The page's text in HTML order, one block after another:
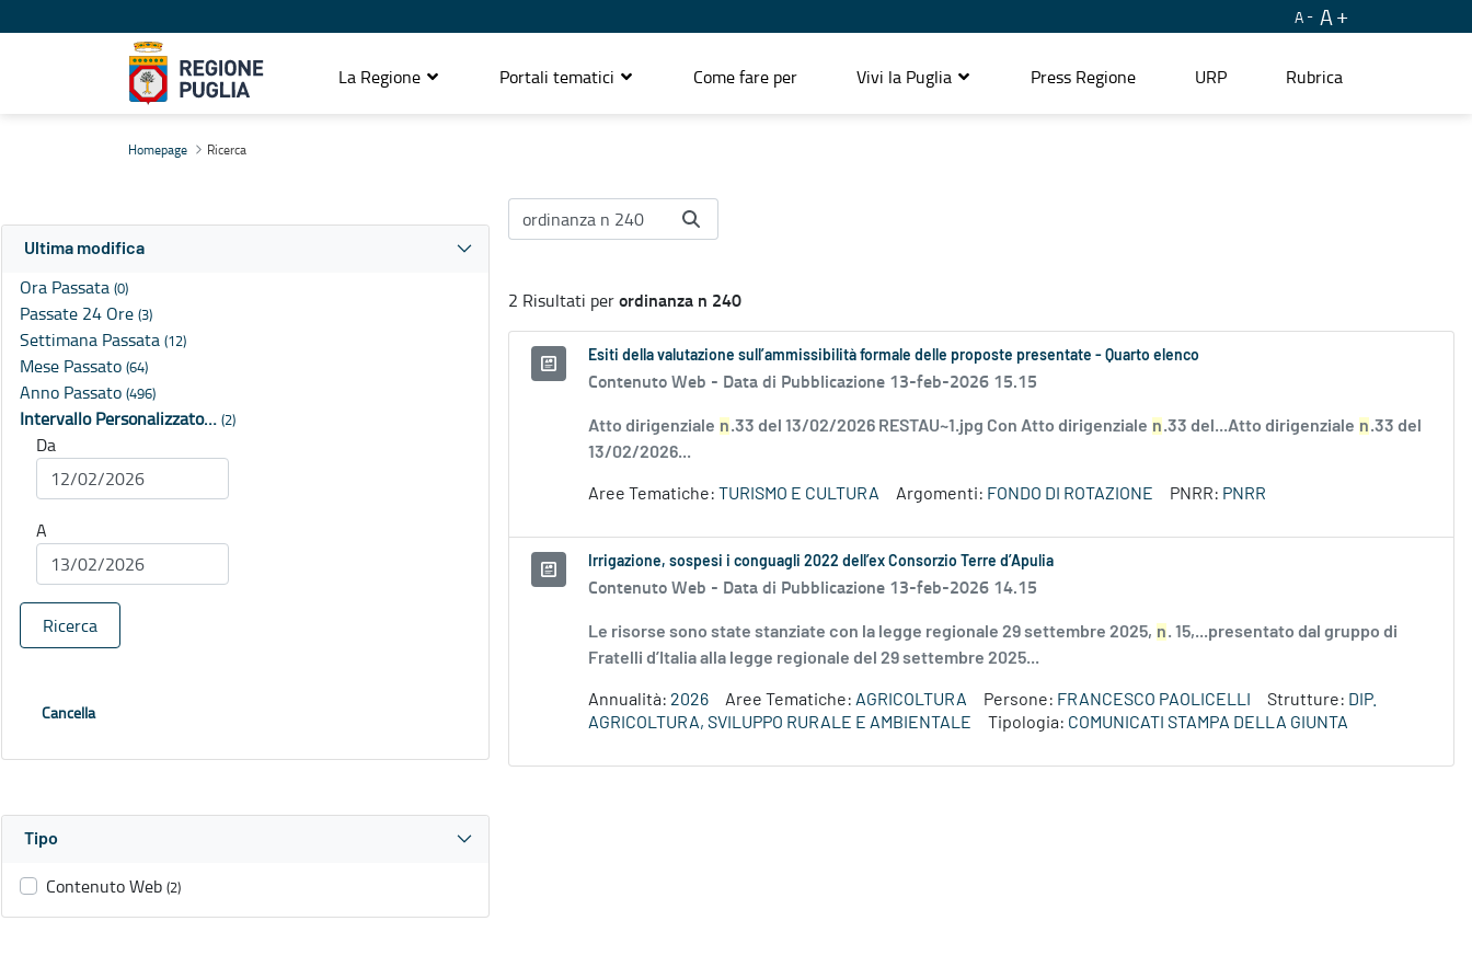
A A
La Regione Portali tematici Come fare per Vivi la Puglia Press Regione URP Rubrica
Homepage Ricerca
Ultima modifica
Ora Passata (0)
Passate 24 Ore (3)
Settimana Passata (12)
Mese Passato (64)
Anno Passato (496)
Intervallo Personalizzato… (2)
Da
A
Ricerca
Cancella
Tipo
Contenuto Web (2)
2 Risultati perordinanza n 240
Esiti della valutazione sull’ammissibilità formale delle proposte presentate - Quarto elenco
Contenuto Web - Data di Pubblicazione 13-feb-2026 15.15
Atto dirigenziale n.33 del 13/02/2026 RESTAU~1.jpg Con Atto dirigenziale n.33 del...Atto dirigenziale n.33 del
13/02/2026...
Aree Tematiche: TURISMO E CULTURA Argomenti: FONDO DI ROTAZIONE PNRR: PNRR
Irrigazione, sospesi i conguagli 2022 dell’ex Consorzio Terre d’Apulia
Contenuto Web - Data di Pubblicazione 13-feb-2026 14.15
Le risorse sono state stanziate con la legge regionale 29 settembre 2025, n. 15,...presentato dal gruppo di
Fratelli d’Italia alla legge regionale del 29 settembre 2025...
Annualità: 2026 Aree Tematiche: AGRICOLTURA Persone: FRANCESCO PAOLICELLI Strutture: DIP.
AGRICOLTURA, SVILUPPO RURALE E AMBIENTALE
Tipologia: COMUNICATI STAMPA DELLA GIUNTA